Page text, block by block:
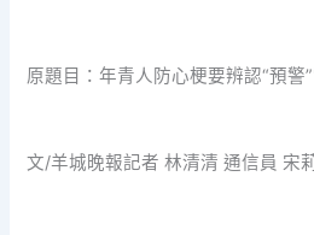
原題目：年青人防心梗要辨認“預警
文/羊城晚報記者 林清清 通信員 宋